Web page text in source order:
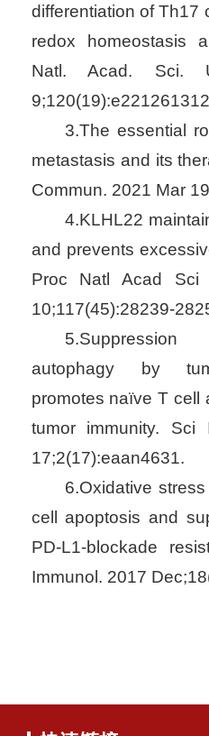
differentiation of Th17
redox homeostasis
Natl. Acad. Sci.
3.The essential
metastasis and its
Commun. 2021 Mar
4.KLHL22
and prevents
Proc Natl Acad
10;117(45):28239-
autophagy by
promotes naïve T cell
tumor immunity. Sci
17;2(17):eaan4631.
6.Oxidative
cell apoptosis and
PD-L1-blockade
Immunol. 2017